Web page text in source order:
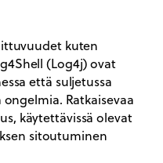
kuten
(Log4j) ovat
että suljetussa
Ratkaisevaa
käytettävissä olevat
sitoutuminen